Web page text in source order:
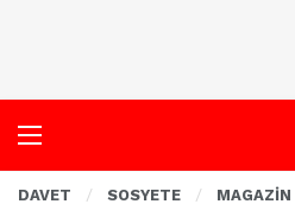
DAVET SOSYETE MAGAZİN